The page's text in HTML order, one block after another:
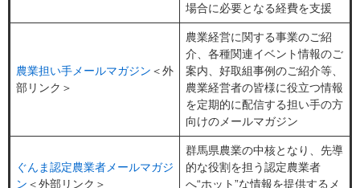
場合に必要となる経費を支援
農業担い手メールマガジン ＜外
部リンク＞
農業経営に関する事業のご紹
介、各種関連イベント情報のご
案内、好取組事例のご紹介等、
農業経営者の皆様に役立つ情報
を定期的に配信する担い手の方
向けのメールマガジン
ぐんま認定農業者メールマガジ
ン ＜外部リンク＞
群馬県農業の中核となり、先導
的な役割を担う認定農業者
へ“ホット”な情報を提供するメ